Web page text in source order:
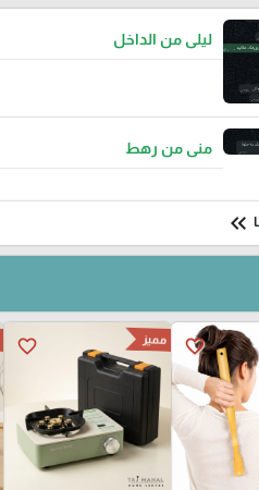
ليلى من الداخل
منى من رهط
keyboard_double_arrow_left
favorite_border
favorite_border مميز